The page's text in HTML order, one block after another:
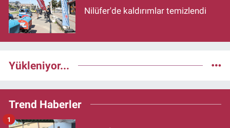
Nilüfer'de kaldırımlar temizlendi
Yükleniyor...
Trend Haberler
1